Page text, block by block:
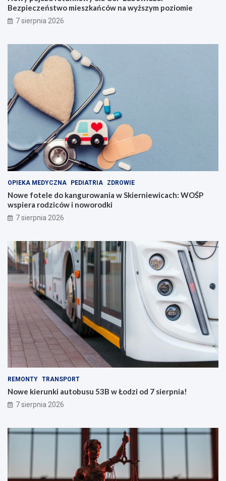
Bezpieczeństwo mieszkańców na wyższym poziomie
7 sierpnia 2026
OPIEKA MEDYCZNA PEDIATRIA ZDROWIE
Nowe fotele do kangurowania w Skierniewicach: WOŚP
wspiera rodziców i noworodki
7 sierpnia 2026
REMONTY TRANSPORT
Nowe kierunki autobusu 53B w Łodzi od 7 sierpnia!
7 sierpnia 2026